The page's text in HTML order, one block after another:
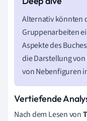
Alternativ könnten
Gruppenarbeiten
Aspekte des
die Darstellung
von Nebenfiguren
Vertiefende
Nach dem Lesen von